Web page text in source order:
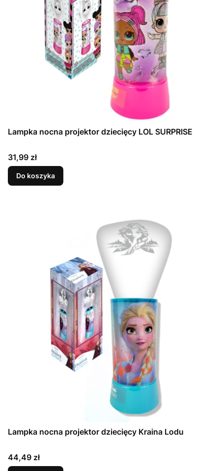
Lampka nocna projektor dziecięcy LOL SURPRISE
Cena
31,99 zł
Do koszyka
Lampka nocna projektor dziecięcy Kraina Lodu
Cena
44,49 zł